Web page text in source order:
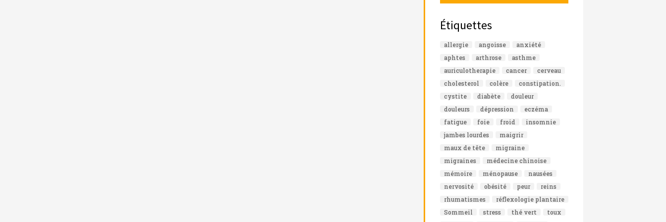
Étiquettes
allergie angoisse
anxiété
aphtes
arthrose
asthme
auriculotherapie
cancer
cerveau
cholesterol
colère
constipation.
cystite
diabète
douleur
douleurs
dépression
eczéma
fatigue
foie froid
insomnie
jambes lourdes
maigrir
maux de tête
migraine
migraines
médecine chinoise
mémoire
ménopause
nausées
nervosité
obésité peur
reins
rhumatismes
réflexologie plantaire
Sommeil
stress thé vert
toux